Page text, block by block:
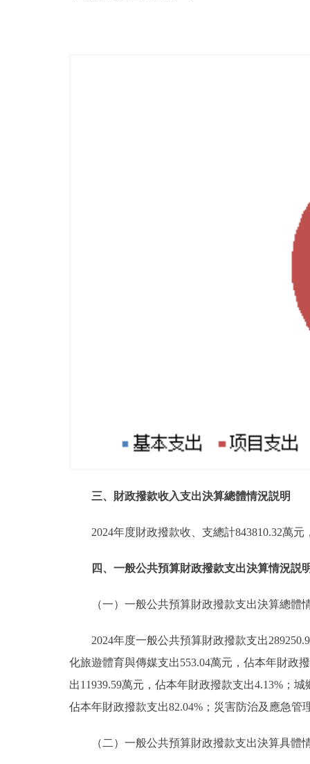
三、財政撥款收入支出決算總體情況説明
2024年度財政撥款收、支總計843810.32萬
四、一般公共預算財政撥款支出決算情況説
（一）一般公共預算財政撥款支出決算總體
2024年度一般公共預算財政撥款支出
化旅遊體育與傳媒支出553.04萬元，佔本年財政
出11939.59萬元，佔本年財政撥款支出4.13%；
佔本年財政撥款支出82.04%；災害防治及應急管
（二）一般公共預算財政撥款支出決算具體